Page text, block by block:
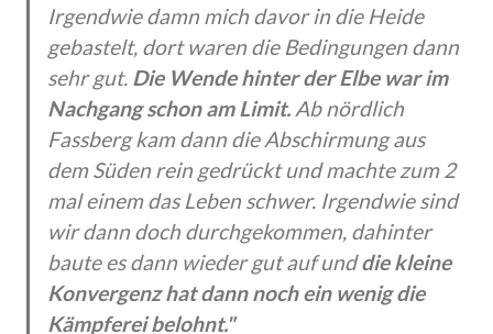
Irgendwie damn mich davor in die Heide
gebastelt, dort waren die Bedingungen dann
sehr gut. Die Wende hinter der Elbe war im
Nachgang schon am Limit. Ab nördlich
Fassberg kam dann die Abschirmung aus
dem Süden rein gedrückt und machte zum 2
mal einem das Leben schwer. Irgendwie sind
wir dann doch durchgekommen, dahinter
baute es dann wieder gut auf unddie kleine
Konvergenz hat dann noch ein wenig die
Kämpferei belohnt."